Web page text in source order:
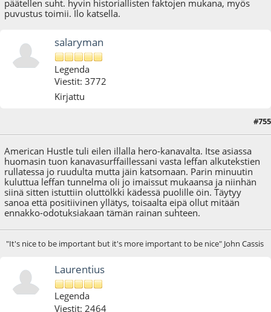
päätellen suht. hyvin historiallisten faktojen mukana, myös
puvustus toimii. Ilo katsella.
salaryman
Legenda
Viestit: 3772
Kirjattu
#755
American Hustle tuli eilen illalla hero-kanavalta. Itse asiassa
huomasin tuon kanavasurffaillessani vasta leffan alkutekstien
rullatessa jo ruudulta mutta jäin katsomaan. Parin minuutin
kuluttua leffan tunnelma oli jo imaissut mukaansa ja niinhän
siinä sitten istuttiin oluttölkki kädessä puolille öin. Täytyy
sanoa että positiivinen yllätys, toisaalta eipä ollut mitään
ennakko-odotuksiakaan tämän rainan suhteen.
"It's nice to be important but it's more important to be nice" John Cassis
Laurentius
Legenda
Viestit: 2464